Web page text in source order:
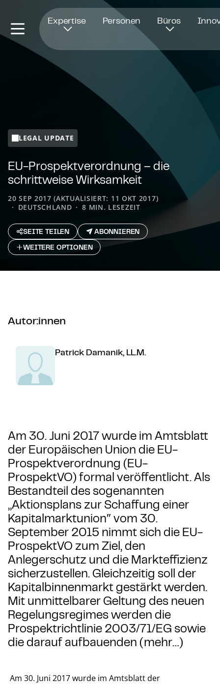
Expertise Personen Büros
LEGAL UPDATE
EU-Pro­spekt­ver­ord­nung – die
schrittweise Wirksamkeit
20 SEP 2017 (AKTUALISIERT: 11 OKT 2017)
DEUTSCHLAND
8 MIN. LESEZEIT
SEITE TEILEN
ABONNIEREN
WEITERE OPTIONEN
Autor:innen
Patrick Damanik, LL.M.
Am 30. Juni 2017 wurde im Amtsblatt
der Europäischen Union die EU-
Prospektverordnung (EU-
ProspektVO) formal veröffentlicht. Als
Bestandteil des sogenannten
„Aktionsplans zur Schaffung einer
Kapitalmarktunion″ vom 30.
September 2015 nimmt sich die EU-
ProspektVO zum Ziel, den
Anlegerschutz und die Markteffizienz
sicherzustellen. Gleichzeitig soll der
Kapitalbinnenmarkt gestärkt werden.
Mit unmittelbarer Geltung des neuen
Regelungsregimes werden die
Prospektrichtlinie 2003/71/EG sowie
die darauf aufbauenden (mehr…)
Am 30. Juni 2017 wurde im Amtsblatt der
Öffnet in einem neuen Fenster